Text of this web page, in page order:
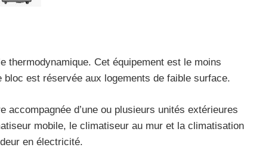
thermodynamique. Cet équipement est le moins
est réservée aux logements de faible surface.
d’une ou plusieurs unités extérieures
mobile, le climatiseur au mur et la climatisation
en électricité.